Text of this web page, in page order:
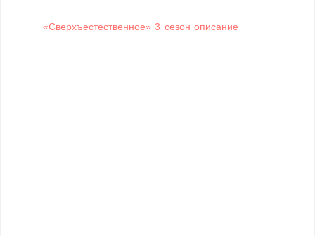
«Сверхъестественное» 3 сезон описание